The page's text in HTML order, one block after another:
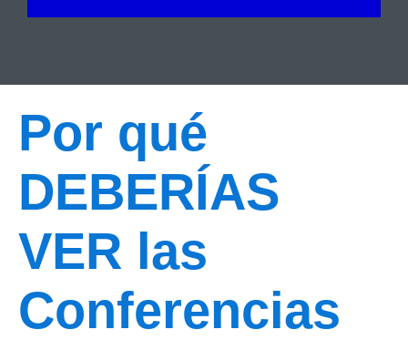
Por qué
DEBERÍAS
VER las
Conferencias